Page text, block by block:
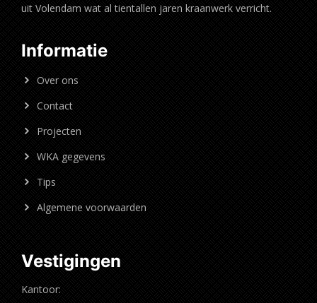
uit Volendam wat al tientallen jaren kraanwerk verricht.
Informatie
Over ons
Contact
Projecten
WKA gegevens
Tips
Algemene voorwaarden
Vestigingen
Kantoor: